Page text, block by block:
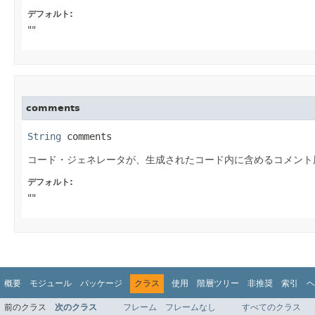
デフォルト:
""
comments
String comments
コード・ジェネレータが、生成されたコード内に含めるコメント
デフォルト:
""
概要 モジュール パッケージ クラス 使用 階層ツリー 非推奨 索引
前のクラス 次のクラス フレーム フレームなし すべてのクラス